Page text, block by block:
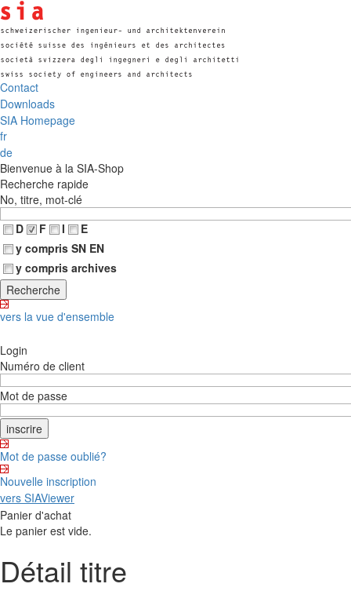
Contact
Downloads
SIA Homepage
fr
de
Bienvenue à la SIA-Shop
Recherche rapide
No, titre, mot-clé
D
F I
E
y compris SN EN
y compris archives
vers la vue d'ensemble
Login
Numéro de client
Mot de passe
Mot de passe oublié?
Nouvelle inscription
vers SIAViewer
Panier d'achat
Le panier est vide.
Détail titre